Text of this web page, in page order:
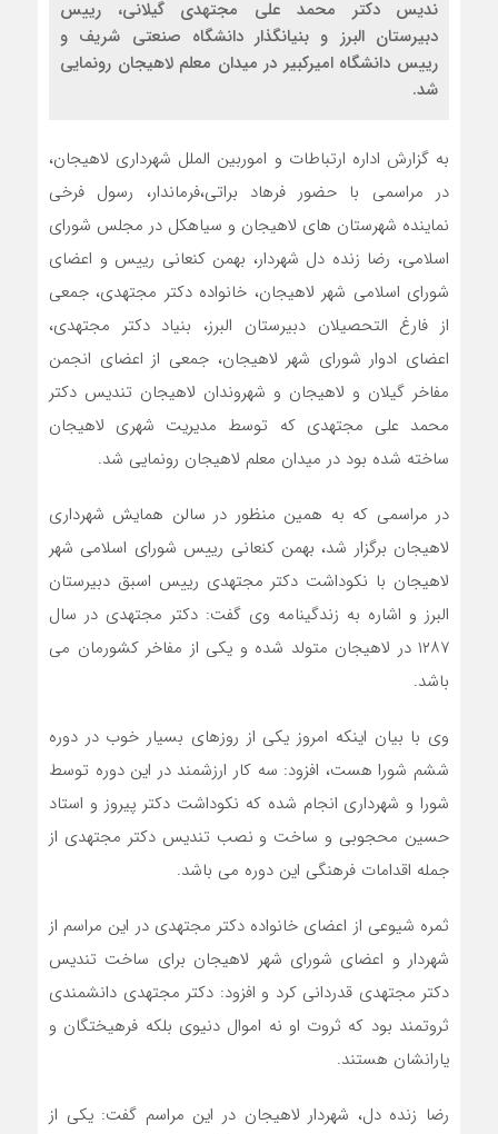
ندیس دکتر محمد علی مجتهدی گیلانی، رییس
دبیرستان البرز و بنیانگذار دانشگاه صنعتی شریف و
رییس دانشگاه امیرکبیر در میدان معلم لاهیجان رونمایی
شد.
به گزارش اداره ارتباطات و اموربین الملل شهرداری لاهیجان،
در مراسمی با حضور فرهاد براتی،فرماندار، رسول فرخی
نماینده شهرستان های لاهیجان و سیاهکل در مجلس شورای
اسلامی، رضا زنده دل شهردار، بهمن کنعانی رییس و اعضای
شورای اسلامی شهر لاهیجان، خانواده دکتر مجتهدی، جمعی
از فارغ التحصیلان دبیرستان البرز، بنیاد دکتر مجتهدی،
اعضای ادوار شورای شهر لاهیجان، جمعی از اعضای انجمن
مفاخر گیلان و لاهیجان و شهروندان لاهیجان تندیس دکتر
محمد علی مجتهدی که توسط مدیریت شهری لاهیجان
ساخته شده بود در میدان معلم لاهیجان رونمایی شد.
در مراسمی که به همین منظور در سالن همایش شهرداری
لاهیجان برگزار شد، بهمن کنعانی رییس شورای اسلامی شهر
لاهیجان با نکوداشت دکتر مجتهدی رییس اسبق دبیرستان
البرز و اشاره به زندگینامه وی گفت: دکتر مجتهدی در سال
۱۲۸۷ در لاهیجان متولد شده و یکی از مفاخر کشورمان می
باشد.
وی با بیان اینکه امروز یکی از روزهای بسیار خوب در دوره
ششم شورا هست، افزود: سه کار ارزشمند در این دوره توسط
شورا و شهرداری انجام شده که نکوداشت دکتر پیروز و استاد
حسین محجوبی و ساخت و نصب تندیس دکتر مجتهدی از
جمله اقدامات فرهنگی این دوره می باشد.
ثمره شیوعی از اعضای خانواده دکتر مجتهدی در این مراسم از
شهردار و اعضای شورای شهر لاهیجان برای ساخت تندیس
دکتر مجتهدی قدردانی کرد و افزود: دکتر مجتهدی دانشمندی
ثروتمند بود که ثروت او نه اموال دنیوی بلکه فرهیختگان و
یارانشان هستند.
رضا زنده دل، شهردار لاهیجان در این مراسم گفت: یکی از